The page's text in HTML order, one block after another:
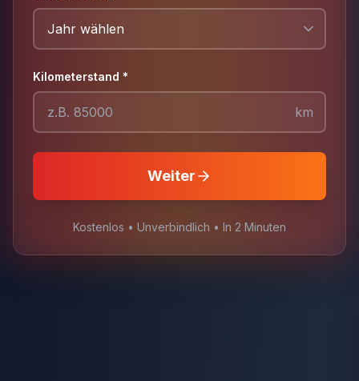
Kilometerstand *
km
Weiter
Kostenlos • Unverbindlich • In 2 Minuten